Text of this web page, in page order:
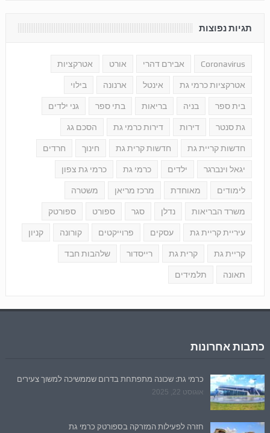
תגיות נפוצות
Coronavirus אבירם דהרי אורט אטרקציות
אטרקציות כרמי גת אינטל ארנונה בילוי
בית ספר בניה בריאות בתי ספר גני ילדים
גת סנטר דירות דירות כרמי גת הסכם גג
חדשות קריית גת חדשות קרית גת חינוך חרדים
יגאל וינברגר ילדים כרמי גת כרמי גת צפון
לימודים מאוחדת מרכז מריאן משטרה
משרד הבריאות נדלן סגר ספורט ספורטק
עיריית קריית גת עסקים פרוייקטים קורונה קניון
קריית גת קרית גת רייסדור שלהבות חבד
תאונה תלמידים
כתבות אחרונות
כרמי גת: שכונה מתפתחת בדרום שממשיכה למשוך צעירים
אוגוסט 22, 2025
חזרה לפעילות המזרקה בספורטק כרמי גת